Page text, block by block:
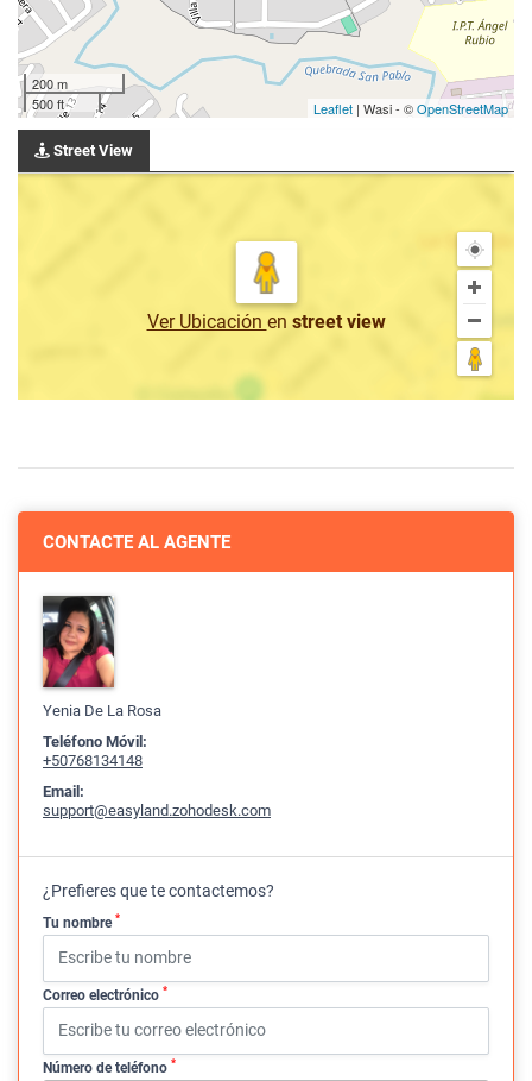
200 m
500 ft
Leaflet | Wasi - ©OpenStreetMap
Street View
Ver Ubicación en street view
CONTACTE AL AGENTE
Yenia De La Rosa
Teléfono Móvil:
+50768134148
Email:
support@easyland.zohodesk.com
¿Prefieres que te contactemos?
Tu nombre *
Correo electrónico *
Número de teléfono *